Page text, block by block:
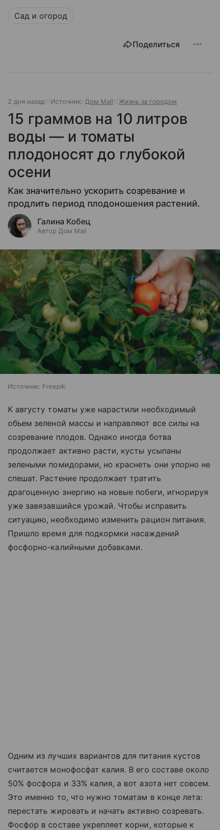
Сад и огород
Поделиться
2 дня назад Источник: Дом Mail Жизнь за городом
15 граммов на 10 литров
воды — и томаты
плодоносят до глубокой
осени
Как значительно ускорить созревание и
продлить период плодоношения растений.
Галина Кобец
Автор Дом Mail
Источник: Freepik
К августу томаты уже нарастили необходимый
объем зеленой массы и направляют все силы на
созревание плодов. Однако иногда ботва
продолжает активно расти, кусты усыпаны
зелеными помидорами, но краснеть они упорно не
спешат. Растение продолжает тратить
драгоценную энергию на новые побеги, игнорируя
уже завязавшийся урожай. Чтобы исправить
ситуацию, необходимо изменить рацион питания.
Пришло время для подкормки насаждений
фосфорно-калийными добавками.
Одним из лучших вариантов для питания кустов
считается монофосфат калия. В его составе около
50% фосфора и 33% калия, а вот азота нет совсем.
Это именно то, что нужно томатам в конце лета:
перестать жировать и начать активно созревать.
Фосфор в составе укрепляет корни, которые к